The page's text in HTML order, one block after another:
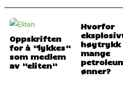
Oppskriften
for å ”lykkes”
som medlem
av ”eliten”
Hvorfor
høytrykk
mange
ønner?